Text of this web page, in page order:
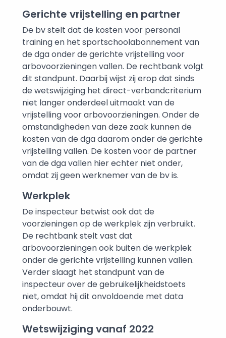
Gerichte vrijstelling en partner
De bv stelt dat de kosten voor personal
training en het sportschoolabonnement van
de dga onder de gerichte vrijstelling voor
arbovoorzieningen vallen. De rechtbank volgt
dit standpunt. Daarbij wijst zij erop dat sinds
de wetswijziging het direct-verbandcriterium
niet langer onderdeel uitmaakt van de
vrijstelling voor arbovoorzieningen. Onder de
omstandigheden van deze zaak kunnen de
kosten van de dga daarom onder de gerichte
vrijstelling vallen. De kosten voor de partner
van de dga vallen hier echter niet onder,
omdat zij geen werknemer van de bv is.
Werkplek
De inspecteur betwist ook dat de
voorzieningen op de werkplek zijn verbruikt.
De rechtbank stelt vast dat
arbovoorzieningen ook buiten de werkplek
onder de gerichte vrijstelling kunnen vallen.
Verder slaagt het standpunt van de
inspecteur over de gebruikelijkheidstoets
niet, omdat hij dit onvoldoende met data
onderbouwt.
Wetswijziging vanaf 2022